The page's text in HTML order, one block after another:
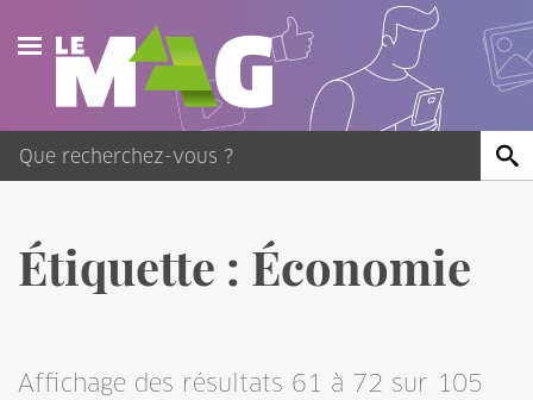
Actualités
Agenda
Vidéos
Étiquette : Économie
Affichage des résultats 61 à 72 sur 105